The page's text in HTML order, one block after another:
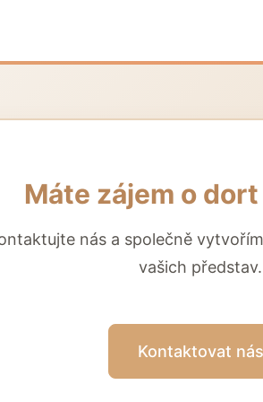
Máte zájem o
nás a společně
vašich představ.
Kontaktovat nás